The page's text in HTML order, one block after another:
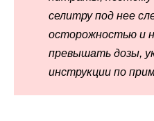
селитру под нее
осторожностью и
превышать дозы,
инструкции по